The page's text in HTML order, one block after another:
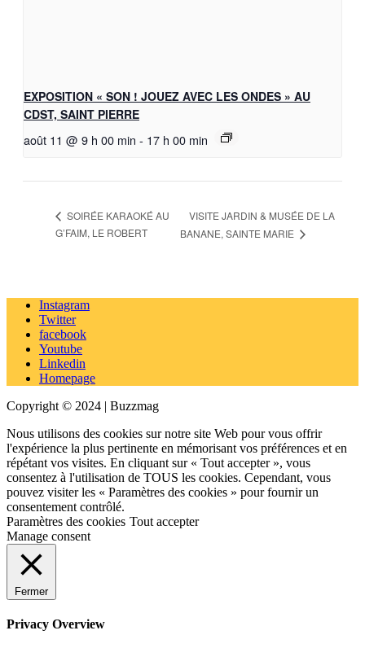
EXPOSITION « SON ! JOUEZ AVEC LES ONDES » AU
CDST, SAINT PIERRE
août 11 @ 9 h 00 min - 17 h 00 min
SOIRÉE KARAOKÉ AU
G’FAIM, LE ROBERT
VISITE JARDIN & MUSÉE DE LA
BANANE, SAINTE MARIE
Instagram
Twitter
facebook
Youtube
Linkedin
Homepage
Copyright © 2024 | Buzzmag
Nous utilisons des cookies sur notre site Web pour vous offrir
l'expérience la plus pertinente en mémorisant vos préférences et en
répétant vos visites. En cliquant sur « Tout accepter », vous
consentez à l'utilisation de TOUS les cookies. Cependant, vous
pouvez visiter les « Paramètres des cookies » pour fournir un
consentement contrôlé.
Paramètres des cookies Tout accepter
Manage consent
Fermer
Privacy Overview